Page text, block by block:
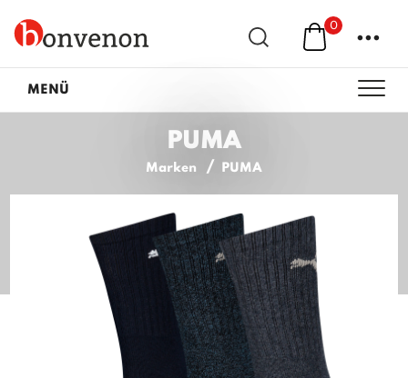
0 ...
MENÜ
PUMA
Marken PUMA